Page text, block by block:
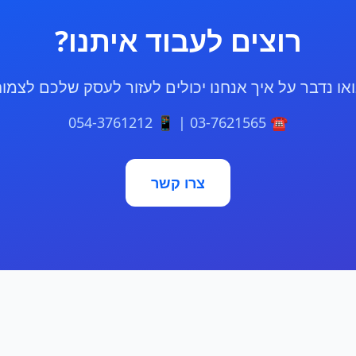
רוצים לעבוד איתנו?
נדבר על איך אנחנו יכולים לעזור לעסק שלכם
☎️ 03-7621565 | 📱 054-3761212
צרו קשר